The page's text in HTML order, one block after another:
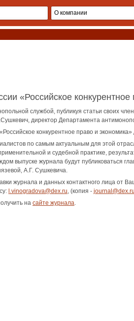
«Российское конкурентное
службой, публикуя статьи своих
директор Департамента
конкурентное право и
по самым актуальным для этой
и судебной практике,
выпуске журнала будут публиковаться
А.Г. Сушкевича.
журнала и данных контактного лица от
l.vinogradova@dex.ru, (копия - journal@dex.ru
на сайте журнала.